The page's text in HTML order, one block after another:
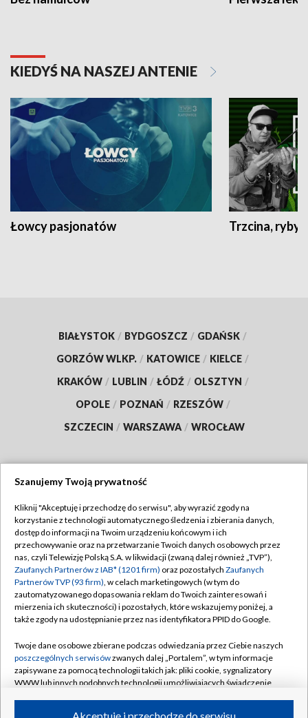
KIEDYŚ NA NASZEJ ANTENIE
Łowcy pasjonatów Trzcina, ryby
BIAŁYSTOK / BYDGOSZCZ / GDAŃSK /
GORZÓW WLKP. / KATOWICE / KIELCE /
KRAKÓW / LUBLIN / ŁÓDŹ / OLSZTYN /
OPOLE / POZNAŃ / RZESZÓW /
SZCZECIN / WARSZAWA / WROCŁAW
TVP
Abonament TVP
Emisja w TVP
Centrum informacji TVP
Naziemna Telewizja Cyfrowa
Rada Programowa
System NOS
Informacje o nadawcy
Regulamin TVP
Polityka prywatności
Moje zgody
Pomoc
Kontakt
Kanały
Szanujemy Twoją prywatność
Kliknij "Akceptuję i przechodzę do serwisu", aby wyrazić zgody na
korzystanie z technologii automatycznego śledzenia i zbierania danych,
dostęp do informacji na Twoim urządzeniu końcowym i ich
przechowywanie oraz na przetwarzanie Twoich danych osobowych przez
nas, czyli Telewizję Polską S.A. w likwidacji (zwaną dalej również „TVP”),
Zaufanych Partnerów z IAB* (1201 firm) oraz pozostałych Zaufanych
Partnerów TVP (93 firm), w celach marketingowych (w tym do
zautomatyzowanego dopasowania reklam do Twoich zainteresowań i
mierzenia ich skuteczności) i pozostałych, które wskazujemy poniżej, a
także zgody na udostępnianie przez nas identyfikatora PPID do Google.
Twoje dane osobowe zbierane podczas odwiedzania przez Ciebie naszych
poszczególnych serwisówzwanych dalej „Portalem”, w tym informacje
zapisywane za pomocą technologii takich jak: pliki cookie, sygnalizatory
WWW lub innych podobnych technologii umożliwiających świadczenie